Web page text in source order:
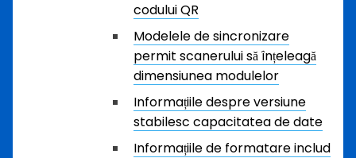
codului QR
Modelele de sincronizare
permit scanerului să înțeleagă
dimensiunea modulelor
Informațiile despre versiune
stabilesc capacitatea de date
Informațiile de formatare includ